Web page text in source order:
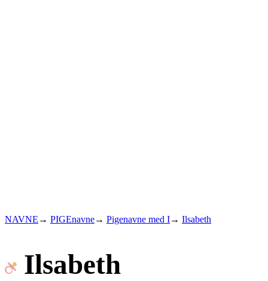
NAVNE → PIGEnavne→ Pigenavne med I→ Ilsabeth
Ilsabeth